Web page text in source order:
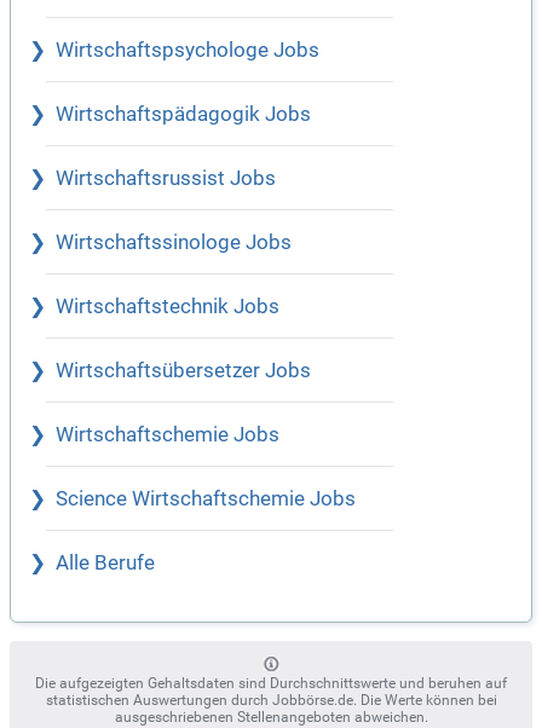
Wirtschaftspsychologe Jobs
Wirtschaftspädagogik Jobs
Wirtschaftsrussist Jobs
Wirtschaftssinologe Jobs
Wirtschaftstechnik Jobs
Wirtschaftsübersetzer Jobs
Wirtschaftschemie Jobs
Science Wirtschaftschemie Jobs
Alle Berufe
Die aufgezeigten Gehaltsdaten sind Durchschnittswerte und beruhen auf
statistischen Auswertungen durch Jobbörse.de. Die Werte können bei
ausgeschriebenen Stellenangeboten abweichen.